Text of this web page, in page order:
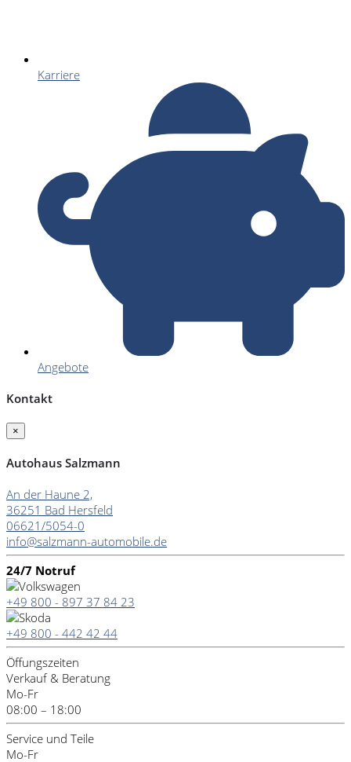
Karriere
Angebote
Kontakt
×
Autohaus Salzmann
An der Haune 2,
36251 Bad Hersfeld
06621/5054-0
info@salzmann-automobile.de
24/7 Notruf
+49 800 - 897 37 84 23
+49 800 - 442 42 44
Öffungszeiten
Verkauf & Beratung
Mo-Fr
08:00 – 18:00
Service und Teile
Mo-Fr